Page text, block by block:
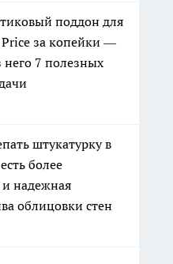
поддон для
Price за копейки —
него 7 полезных
штукатурку в
более
надежная
облицовки стен